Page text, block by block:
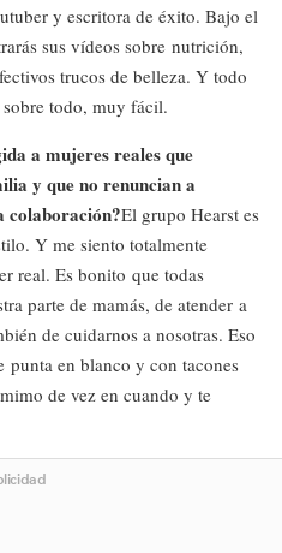
y escritora de éxito. Bajo el
sus vídeos sobre nutrición,
trucos de belleza. Y todo
todo, muy fácil.
a mujeres reales que
y que no renuncian a
colaboración?El grupo Hearst es
Y me siento totalmente
real. Es bonito que todas
parte de mamás, de atender a
de cuidarnos a nosotras. Eso
punta en blanco y con tacones
de vez en cuando y te